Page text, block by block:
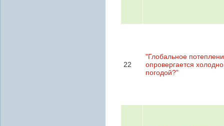
22
"Глобальное
опровергается
погодой?"